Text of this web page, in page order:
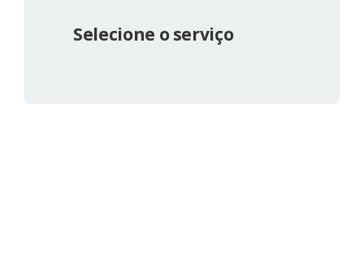
Selecione o serviço